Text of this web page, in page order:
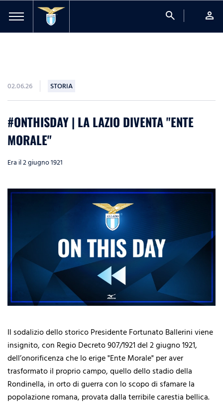
search person
02.06.26 STORIA
#ONTHISDAY | LA LAZIO DIVENTA "ENTE
MORALE"
Era il 2 giugno 1921
Il sodalizio dello storico Presidente Fortunato Ballerini viene
insignito, con Regio Decreto 907/1921 del 2 giugno 1921,
dell’onorificenza che lo erige "Ente Morale" per aver
trasformato il proprio campo, quello dello stadio della
Rondinella, in orto di guerra con lo scopo di sfamare la
popolazione romana, provata dalla terribile carestia bellica.